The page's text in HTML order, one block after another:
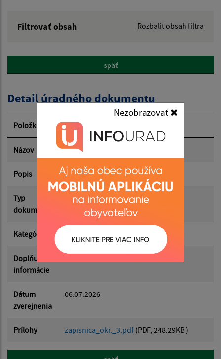
Nezobrazovať
Filtrovať obsah Rozbaliť obsah filtra
Popis:
Dátum zverejnenia od:
Dátum zverejnenia do:
Filtrovať Reset
späť
Detail úradného dokumentu
Položka Informácia
Názov Referendum 2026 - zápisnica okr. 3
Popis
Typ
dokumentu
Voľby/Referendá
Kategória
Doplňujúce
informácie
Dátum
zverejnenia
06.07.2026
Prílohy zapisnica_okr._3.pdf (PDF, 248.29KB )